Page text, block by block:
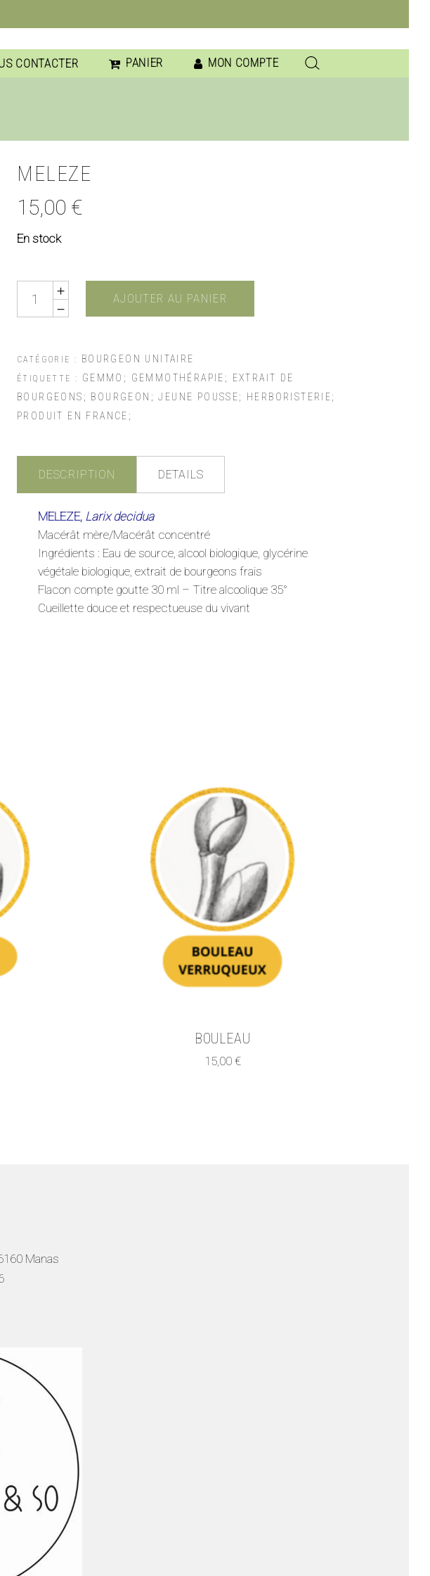
CONTACTER PANIER MON COMPTE
MELEZE
15,00 €
En stock
Quantity
AJOUTER AU PANIER
CATÉGORIE : BOURGEON UNITAIRE
ÉTIQUETTE : GEMMO; GEMMOTHÉRAPIE; EXTRAIT DE
BOURGEONS; BOURGEON; JEUNE POUSSE; HERBORISTERIE;
PRODUIT EN FRANCE;
DESCRIPTION DETAILS
MELEZE, Larix decidua
Macérât mère/Macérât concentré
Ingrédients : Eau de source, alcool biologique, glycérine
végétale biologique, extrait de bourgeons frais
Flacon compte goutte 30 ml – Titre alcoolique 35°
Cueillette douce et respectueuse du vivant
BOULEAU
15,00 €
Manas